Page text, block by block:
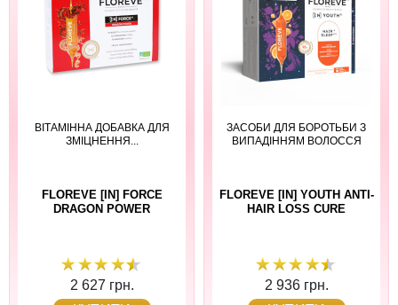
ВІТАМІННА ДОБАВКА ДЛЯ
ЗМІЦНЕННЯ...
FLOREVE [IN] FORCE
DRAGON POWER
2 627 грн.
ЗАСОБИ ДЛЯ БОРОТЬБИ З
ВИПАДІННЯМ ВОЛОССЯ
FLOREVE [IN] YOUTH ANTI-
HAIR LOSS CURE
2 936 грн.